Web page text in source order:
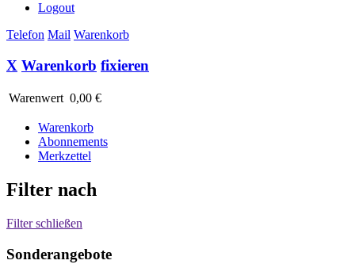
Logout
Telefon Mail Warenkorb
X Warenkorb fixieren
Warenwert 0,00 €
Warenkorb
Abonnements
Merkzettel
Filter nach
Filter schließen
Sonderangebote